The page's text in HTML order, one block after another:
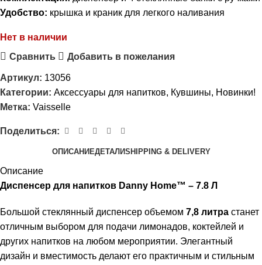
Удобство: крышка и краник для легкого наливания
Нет в наличии
Сравнить
Добавить в пожелания
Артикул: 13056
Категории: Аксессуары для напитков, Кувшины, Новинки!
Метка: Vaisselle
Поделиться:
ОПИСАНИЕДЕТАЛИSHIPPING & DELIVERY
Описание
Диспенсер для напитков Danny Home™ – 7.8 Л
Большой стеклянный диспенсер объемом 7,8 литра станет
отличным выбором для подачи лимонадов, коктейлей и
других напитков на любом мероприятии. Элегантный
дизайн и вместимость делают его практичным и стильным